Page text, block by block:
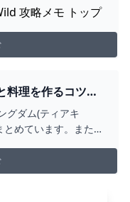
攻略メモ トップ
料理を作るコツ
キングダム】 -
グダム(ティアキ
めています。また、